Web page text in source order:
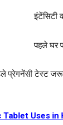
इंटेंसिटी
पहले घर
प्रेगनेंसी टेस्ट
Tablet Uses in